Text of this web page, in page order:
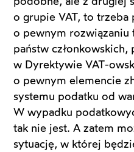
o grupie VAT, to
o pewnym rozwiązaniu
państw
w Dyrektywie VAT-
o pewnym elemencie
systemu podatku od
W wypadku
tak nie jest. A zatem
sytuację, w której